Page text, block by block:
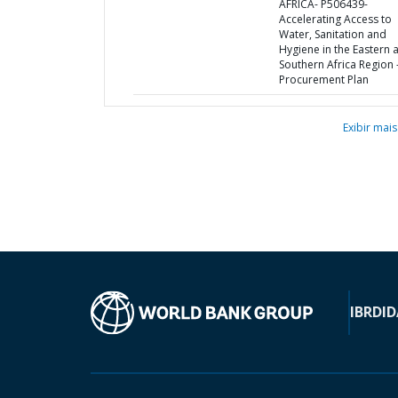
AFRICA- P506439-
Accelerating Access to
Water, Sanitation and
Hygiene in the Eastern
Southern Africa Region
Procurement Plan
Exibir mais
IBRD